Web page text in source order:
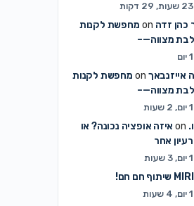
כהן זדה
מחפשת לקנות
מצווה—–
אייזנבאך
מחפשת לקנות
מצווה—–
איזה אופציה נכונה? או
אחר
שיתוף חם חם!